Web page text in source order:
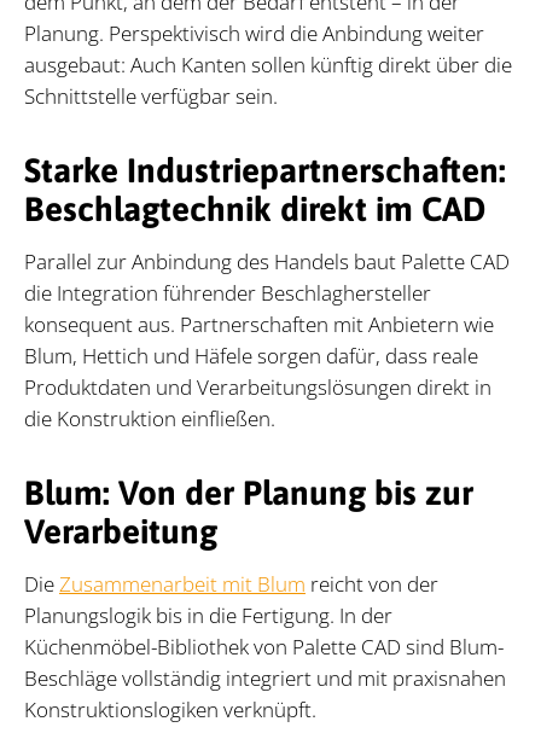
Planung. Perspektivisch wird die Anbindung weiter
ausgebaut: Auch Kanten sollen künftig direkt über die
Schnittstelle verfügbar sein.
Starke Industriepartnerschaften:
Beschlagtechnik direkt im CAD
Parallel zur Anbindung des Handels baut Palette CAD
die Integration führender Beschlaghersteller
konsequent aus. Partnerschaften mit Anbietern wie
Blum, Hettich und Häfele sorgen dafür, dass reale
Produktdaten und Verarbeitungslösungen direkt in
die Konstruktion einfließen.
Blum: Von der Planung bis zur
Verarbeitung
DieZusammenarbeit mit Blum reicht von der
Planungslogik bis in die Fertigung. In der
Küchenmöbel-Bibliothek von Palette CAD sind Blum-
Beschläge vollständig integriert und mit praxisnahen
Konstruktionslogiken verknüpft.